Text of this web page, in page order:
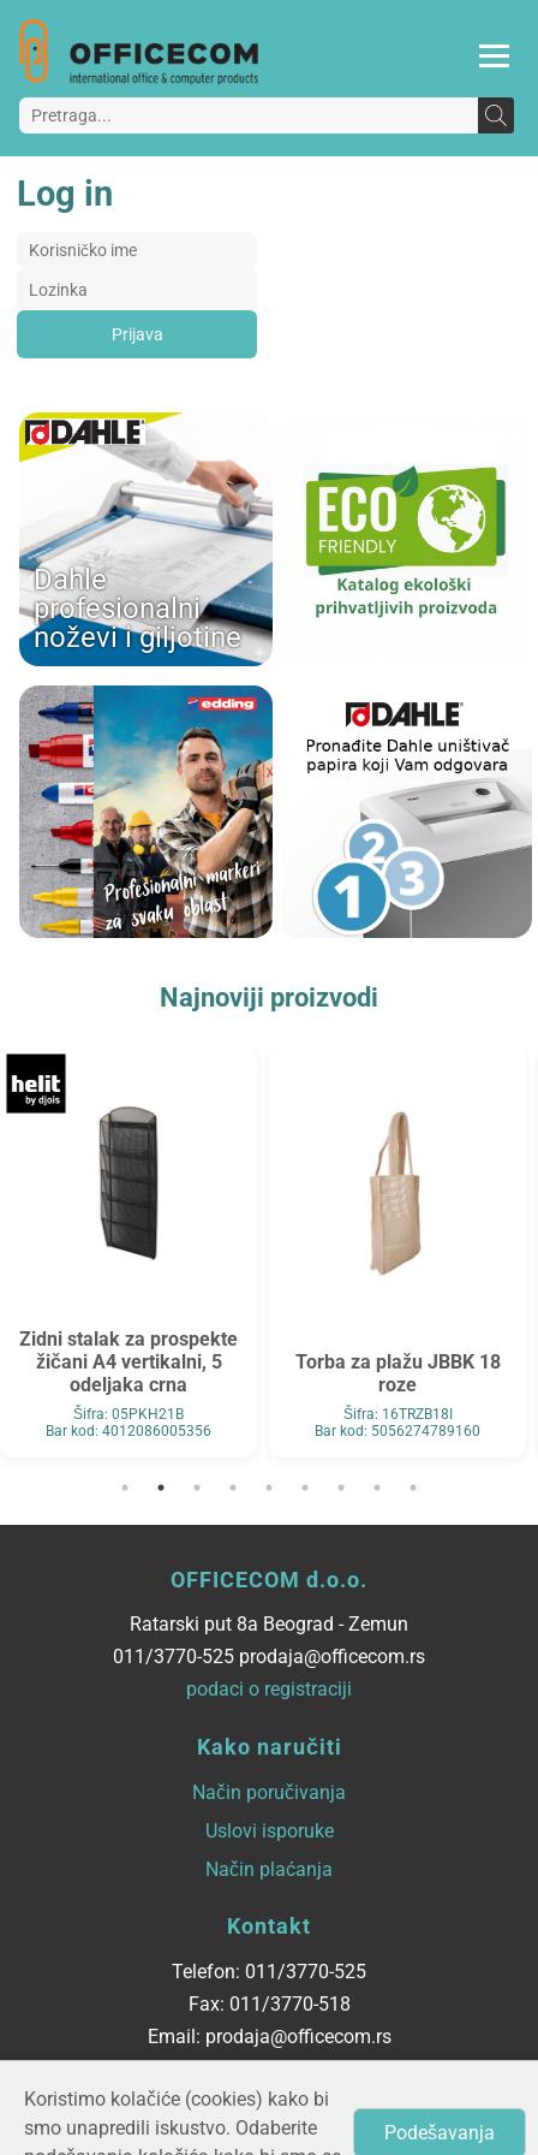
Log in
Prijava
Dahle
profesionalni
noževi i giljotine
Najnoviji proizvodi
Zidni stalak za prospekte
žičani A4 vertikalni, 5
odeljaka crna
Šifra: 05PKH21B
Bar kod: 4012086005356
Torba za plažu JBBK 18
roze
Šifra: 16TRZB18I
Bar kod: 5056274789160
OFFICECOM d.o.o.
Ratarski put 8a Beograd - Zemun
011/3770-525 prodaja@officecom.rs
podaci o registraciji
Kako naručiti
Način poručivanja
Uslovi isporuke
Način plaćanja
Kontakt
Telefon: 011/3770-525
Fax: 011/3770-518
Email: prodaja@officecom.rs
Radno vreme
ponedeljak - petak
Koristimo kolačiće (cookies) kako bi
smo unapredili iskustvo. Odaberite
Podešavanja